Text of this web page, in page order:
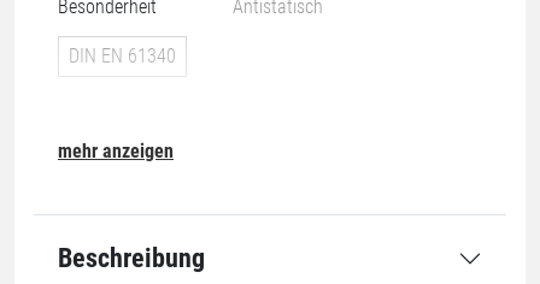
Besonderheit
Antistatisch
DIN EN 61340
Nachhaltigkeit
mehr anzeigen
Beschreibung